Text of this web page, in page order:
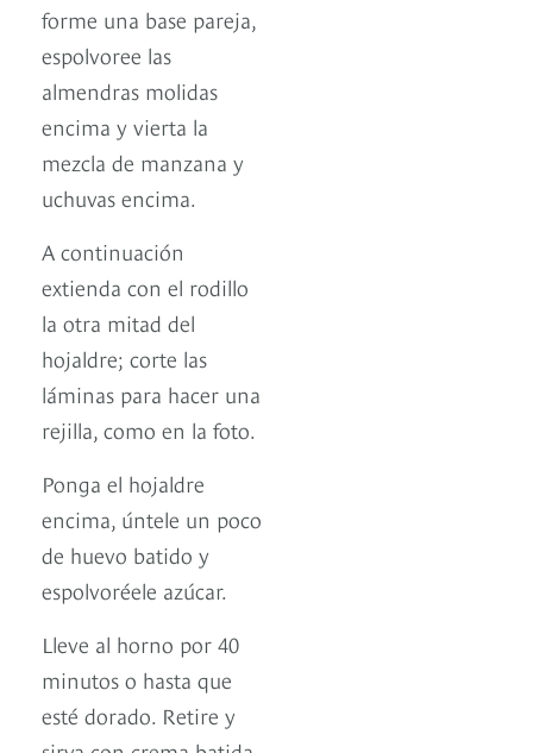
forme una base pareja,
espolvoree las
almendras molidas
encima y vierta la
mezcla de manzana y
uchuvas encima.
A continuación
extienda con el rodillo
la otra mitad del
hojaldre; corte las
láminas para hacer una
rejilla, como en la foto.
Ponga el hojaldre
encima, úntele un poco
de huevo batido y
espolvoréele azúcar.
Lleve al horno por 40
minutos o hasta que
esté dorado. Retire y